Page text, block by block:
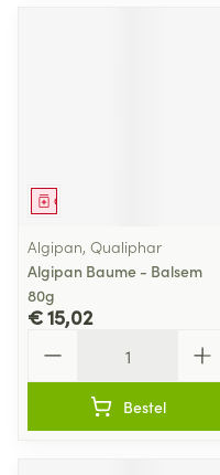
Geneesmiddel
Algipan, Qualiphar
Algipan Baume - Balsem
80g
€ 15,02
Bestel